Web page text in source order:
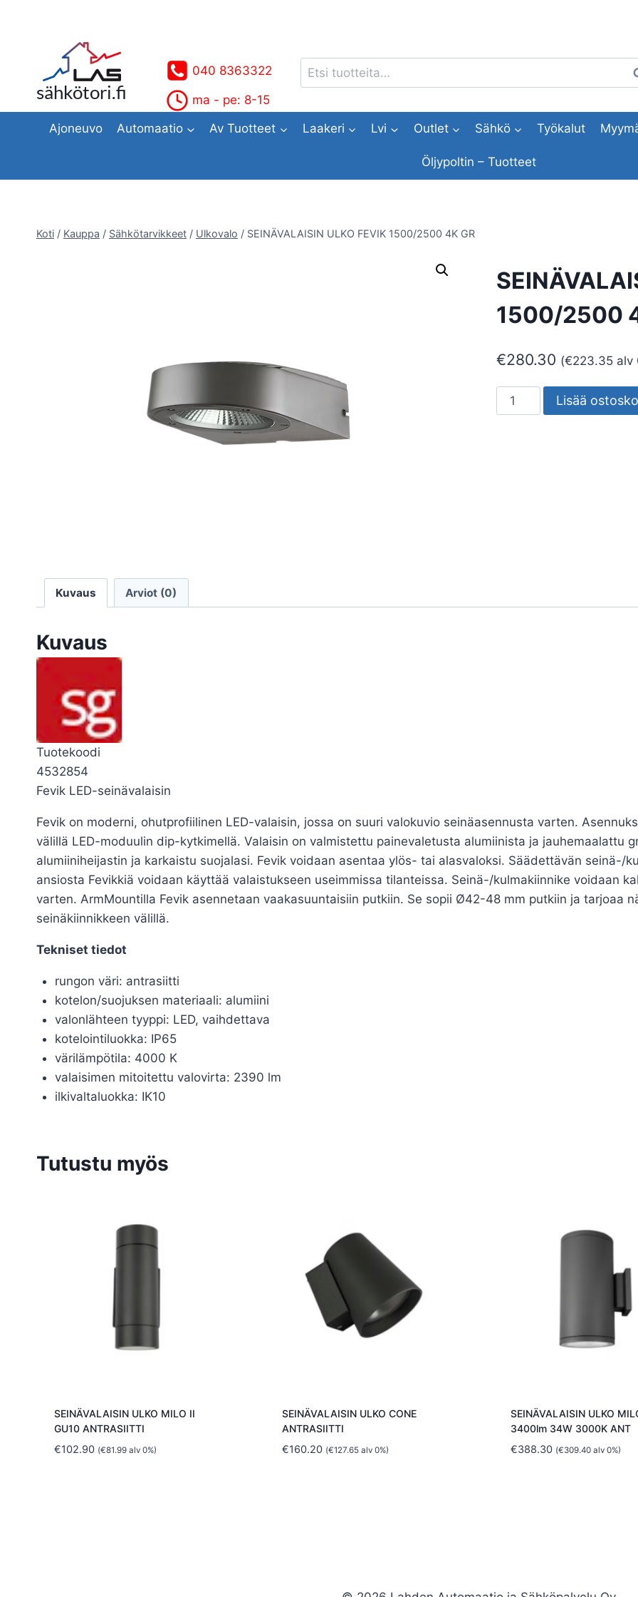
sähkötori.fi
040 8363322
ma - pe: 8-15
Etsi:
Ajoneuvo Automaatio Av Tuotteet Laakeri Lvi Outlet Sähkö Työkalut
Öljypoltin – Tuotteet
Koti / Kauppa / Sähkötarvikkeet / Ulkovalo / SEINÄVALAISIN ULKO FEVIK 1500/2500 4K GR
1500/2500
€280.30 (€223.35alv
SEINÄVALAISIN
ULKO
Lisää
Kuvaus Arviot (0)
Kuvaus
Tuotekoodi
4532854
Fevik LED-seinävalaisin
Fevik on moderni, ohutprofiilinen LED-valaisin, jossa on suuri valokuvio seinäasennusta varten.
välillä LED-moduulin dip-kytkimellä. Valaisin on valmistettu painevaletusta alumiinista ja jauhemaalattu
alumiiniheijastin ja karkaistu suojalasi. Fevik voidaan asentaa ylös- tai alasvaloksi. Säädettävän seinä-/
ansiosta Fevikkiä voidaan käyttää valaistukseen useimmissa tilanteissa. Seinä-/kulmakiinnike voidaan
varten. ArmMountilla Fevik asennetaan vaakasuuntaisiin putkiin. Se sopii Ø42-48 mm putkiin ja tarjoaa
seinäkiinnikkeen välillä.
Tekniset tiedot
rungon väri: antrasiitti
kotelon/suojuksen materiaali: alumiini
valonlähteen tyyppi: LED, vaihdettava
kotelointiluokka: IP65
värilämpötila: 4000 K
valaisimen mitoitettu valovirta: 2390 lm
ilkivaltaluokka: IK10
Tutustu myös
SEINÄVALAISIN ULKO MILO II
GU10 ANTRASIITTI
€102.90 (€81.99alv 0%)
SEINÄVALAISIN ULKO CONE
ANTRASIITTI
€160.20 (€127.65 alv 0%)
SEINÄVALAISIN ULKO
3400lm 34W 3000K ANT
€388.30 (€309.40alv 0%)